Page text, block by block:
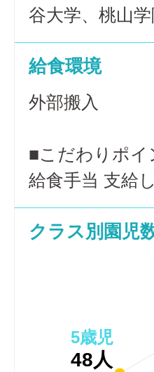
谷大学、桃山
給食環境
外部搬入
■こだわりポイ
給食手当 支給
クラス別園児
5歳児
48人